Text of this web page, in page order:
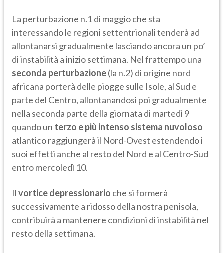
La perturbazione n.1 di maggio che sta
interessando le regioni settentrionali tenderà ad
allontanarsi gradualmente lasciando ancora un po’
di instabilità a inizio settimana. Nel frattempo una
seconda perturbazione(la n.2) di origine nord
africana porterà delle piogge sulle Isole, al Sud e
parte del Centro, allontanandosi poi gradualmente
nella seconda parte della giornata di martedì 9
quando un terzo e più intenso sistema nuvoloso
atlantico raggiungerà il Nord-Ovest estendendo i
suoi effetti anche al resto del Nord e al Centro-Sud
entro mercoledì 10.
Ilvortice depressionario che si formerà
successivamente a ridosso della nostra penisola,
contribuirà a mantenere condizioni di instabilità nel
resto della settimana.